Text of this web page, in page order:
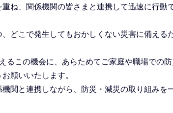
ね、関係機関の皆さまと連携して迅速に行動
どこで発生してもおかしくない災害に備える
るこの機会に、あらためてご家庭や職場での
願いいたします。
関と連携しながら、防災・減災の取り組みを